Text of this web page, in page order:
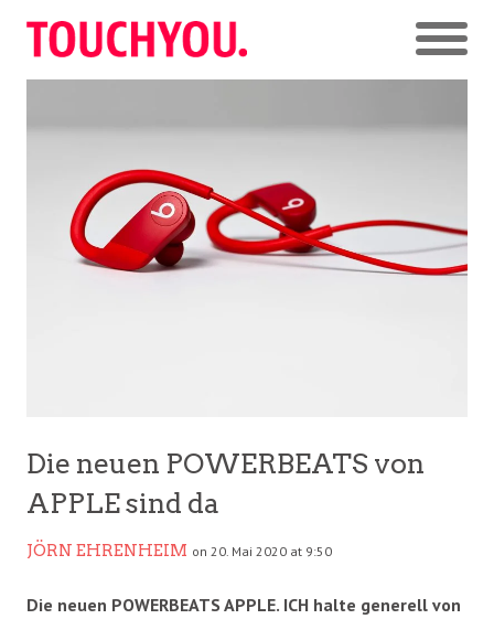
Die neuen POWERBEATS von
APPLE sind da
JÖRN EHRENHEIM on 20. Mai 2020 at 9:50
Die neuen POWERBEATS APPLE. ICH halte generell von